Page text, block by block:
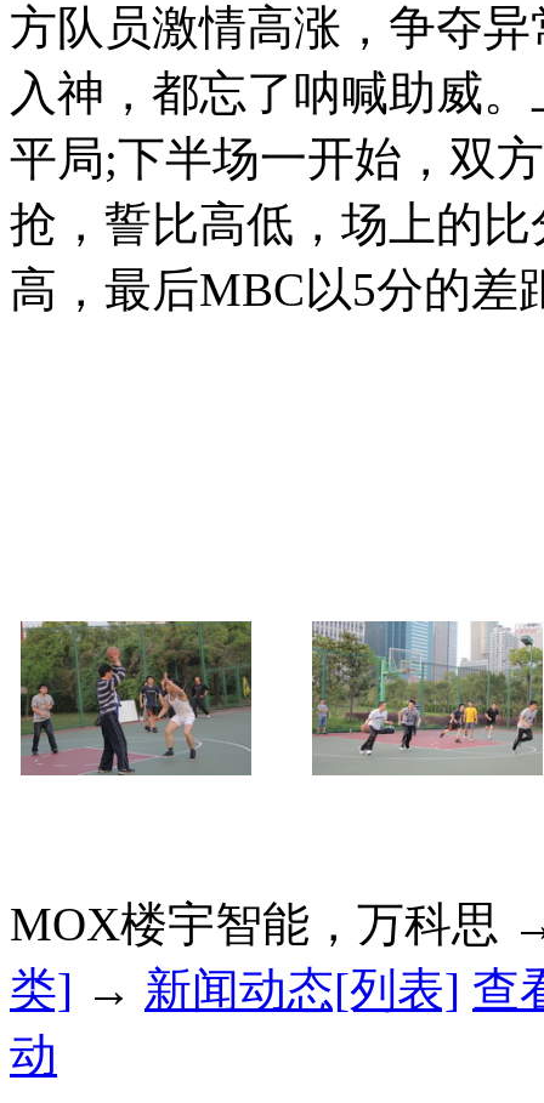
方队员激情高涨，争夺
入神，都忘了呐喊助威
平局;下半场一开始，双
抢，誓比高低，场上的
高，最后MBC以5分的差
MOX楼宇智能，万科思
类] → 新闻动态[列表] 查
动